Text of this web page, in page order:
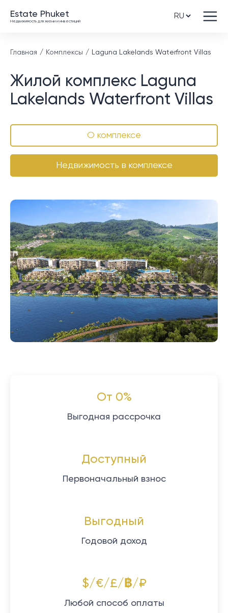
Estate Phuket
Недвижимость для жизни и инвестиций
Главная Комплексы Laguna Lakelands Waterfront Villas
Жилой комплекс Laguna
Lakelands Waterfront Villas
О комплексе
Недвижимость в комплексе
От 0%
Выгодная рассрочка
Доступный
Первоначальный взнос
Выгодный
Годовой доход
$/€/£/฿/₽
Любой способ оплаты